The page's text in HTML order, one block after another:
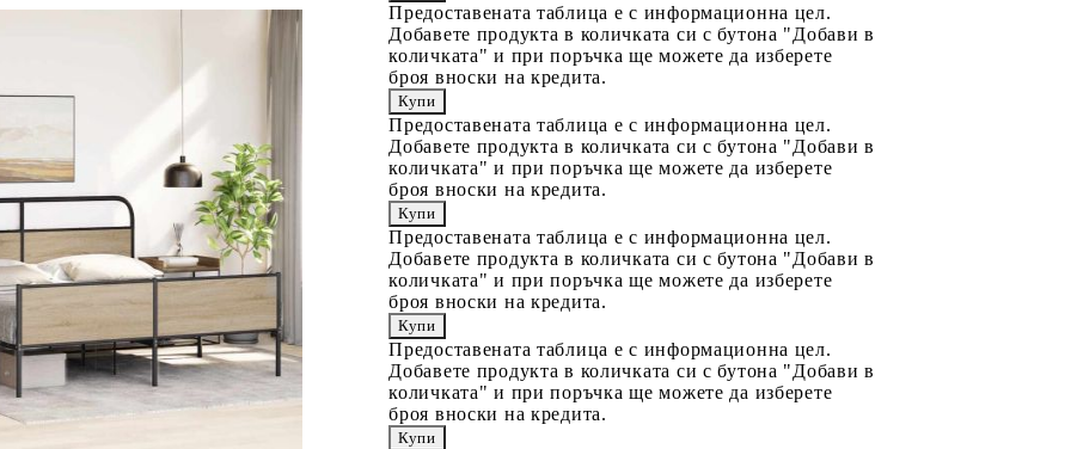
Предоставената таблица е с информационна цел.
Добавете продукта в количката си с бутона "Добави в
количката" и при поръчка ще можете да изберете
броя вноски на кредита.
Предоставената таблица е с информационна цел.
Добавете продукта в количката си с бутона "Добави в
количката" и при поръчка ще можете да изберете
броя вноски на кредита.
Предоставената таблица е с информационна цел.
Добавете продукта в количката си с бутона "Добави в
количката" и при поръчка ще можете да изберете
броя вноски на кредита.
Предоставената таблица е с информационна цел.
Добавете продукта в количката си с бутона "Добави в
количката" и при поръчка ще можете да изберете
броя вноски на кредита.